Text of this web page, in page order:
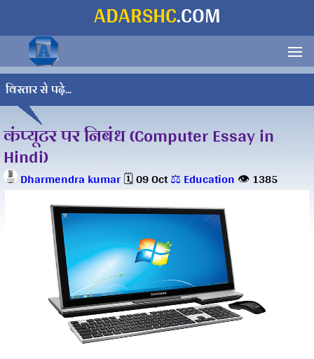
ADARSHC.COM
विस्तार से पढ़े...
कंप्यूटर पर निबंध (Computer Essay in
Hindi)
Dharmendra kumar🗓️ 09 Oct⚖️ Education👁️ 1385